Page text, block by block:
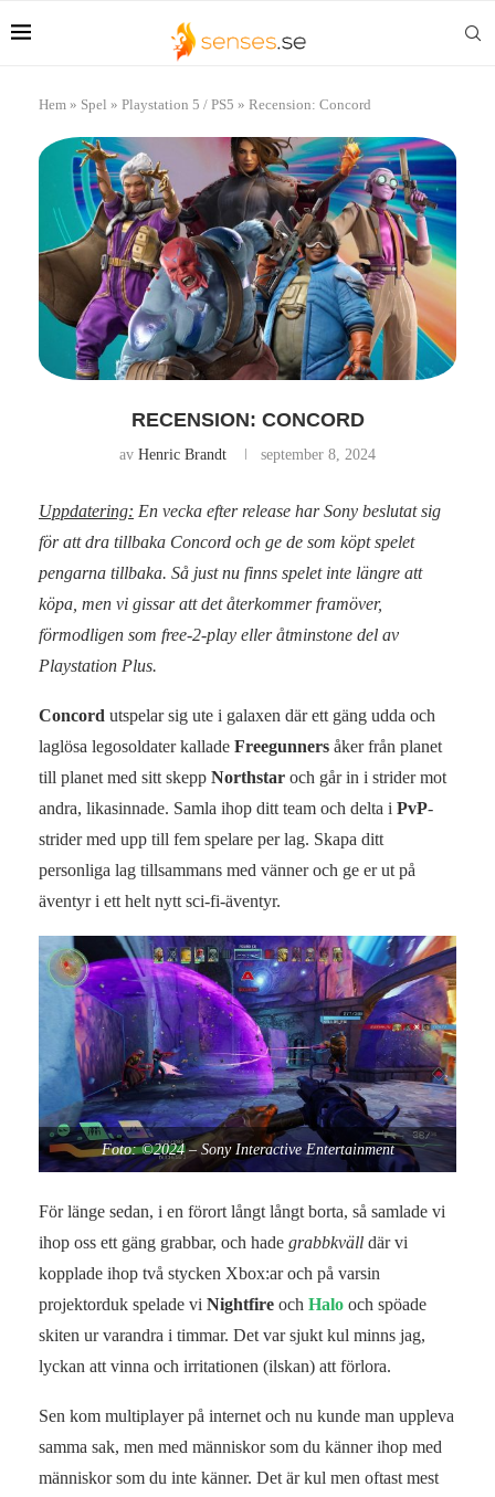
Hem » Spel » Playstation 5 / PS5 » Recension: Concord
RECENSION: CONCORD
av Henric Brandt september 8, 2024
Uppdatering: En vecka efter release har Sony beslutat sig
för att dra tillbaka Concord och ge de som köpt spelet
pengarna tillbaka. Så just nu finns spelet inte längre att
köpa, men vi gissar att det återkommer framöver,
förmodligen som free-2-play eller åtminstone del av
Playstation Plus.
Concord utspelar sig ute i galaxen där ett gäng udda och
laglösa legosoldater kallade Freegunners åker från planet
till planet med sitt skepp Northstar och går in i strider mot
andra, likasinnade. Samla ihop ditt team och delta i PvP-
strider med upp till fem spelare per lag. Skapa ditt
personliga lag tillsammans med vänner och ge er ut på
äventyr i ett helt nytt sci-fi-äventyr.
Foto: ©2024 – Sony Interactive Entertainment
För länge sedan, i en förort långt långt borta, så samlade vi
ihop oss ett gäng grabbar, och hade grabbkväll där vi
kopplade ihop två stycken Xbox:ar och på varsin
projektorduk spelade vi Nightfire och Halo och spöade
skiten ur varandra i timmar. Det var sjukt kul minns jag,
lyckan att vinna och irritationen (ilskan) att förlora.
Sen kom multiplayer på internet och nu kunde man uppleva
samma sak, men med människor som du känner ihop med
människor som du inte känner. Det är kul men oftast mest